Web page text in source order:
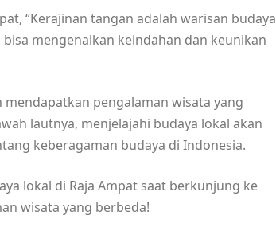
“Kerajinan tangan adalah warisan budaya
mengenalkan keindahan dan keunikan
pengalaman wisata yang
lautnya, menjelajahi budaya lokal akan
keberagaman budaya di Indonesia.
lokal di Raja Ampat saat berkunjung ke
wisata yang berbeda!